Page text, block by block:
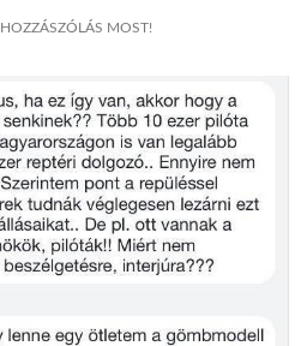
HOZZÁSZÓLÁS MOST!